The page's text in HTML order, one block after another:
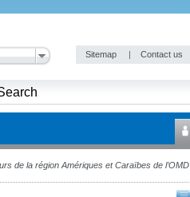
Sitemap | Contact us
de la région Amériques et Caraïbes de l’OMD